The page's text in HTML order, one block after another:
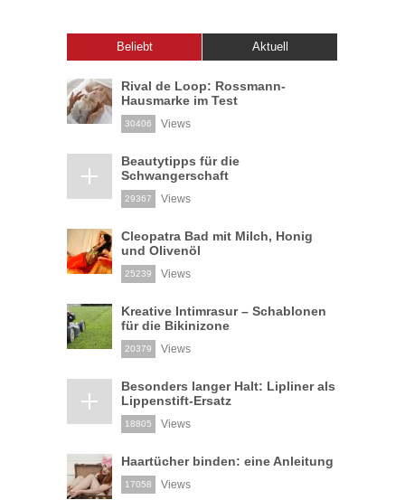
Beliebt Aktuell
Rival de Loop: Rossmann-
Hausmarke im Test
30406 Views
Beautytipps für die
Schwangerschaft
29367 Views
Cleopatra Bad mit Milch, Honig
und Olivenöl
25239 Views
Kreative Intimrasur – Schablonen
für die Bikinizone
20379 Views
Besonders langer Halt: Lipliner als
Lippenstift-Ersatz
18805 Views
Haartücher binden: eine Anleitung
17058 Views